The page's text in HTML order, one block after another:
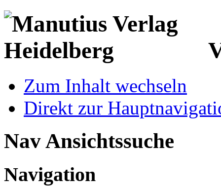
Zum Inhalt wechseln
Direkt zur
Nav Ansichtssuche
Navigation